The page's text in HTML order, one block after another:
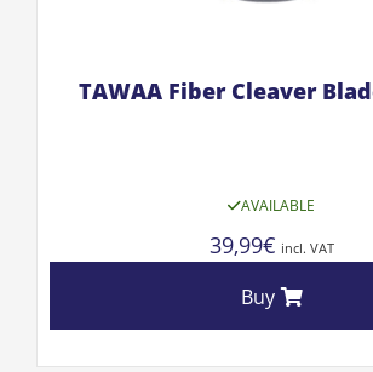
TAWAA Fiber Cleaver
AVAILABLE
39,99€ incl. VAT
Buy